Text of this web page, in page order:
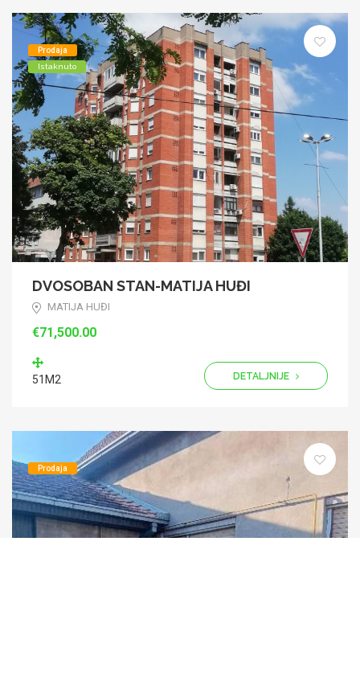
Prodaja
Istaknuto
DVOSOBAN STAN-MATIJA HUĐI
MATIJA HUĐI
€71,500.00
51M2 DETALJNIJE
Prodaja